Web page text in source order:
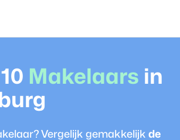
Makelaars in
? Vergelijk gemakkelijk de